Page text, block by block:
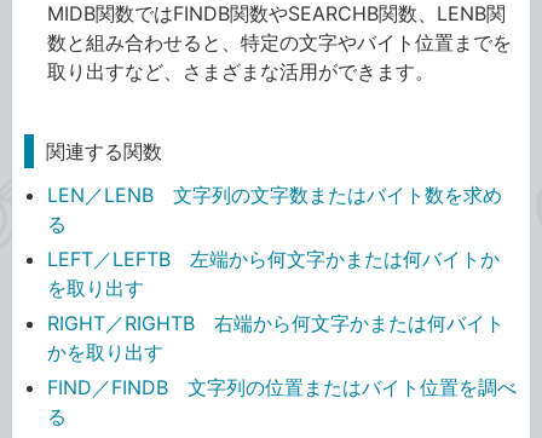
MIDB関数ではFINDB関数やSEARCHB関数、LENB関
数と組み合わせると、特定の文字やバイト位置までを
取り出すなど、さまざまな活用ができます。
関連する関数
LEN／LENB 文字列の文字数またはバイト数を求め
る
LEFT／LEFTB 左端から何文字かまたは何バイトか
を取り出す
RIGHT／RIGHTB 右端から何文字かまたは何バイト
かを取り出す
FIND／FINDB 文字列の位置またはバイト位置を調べ
る